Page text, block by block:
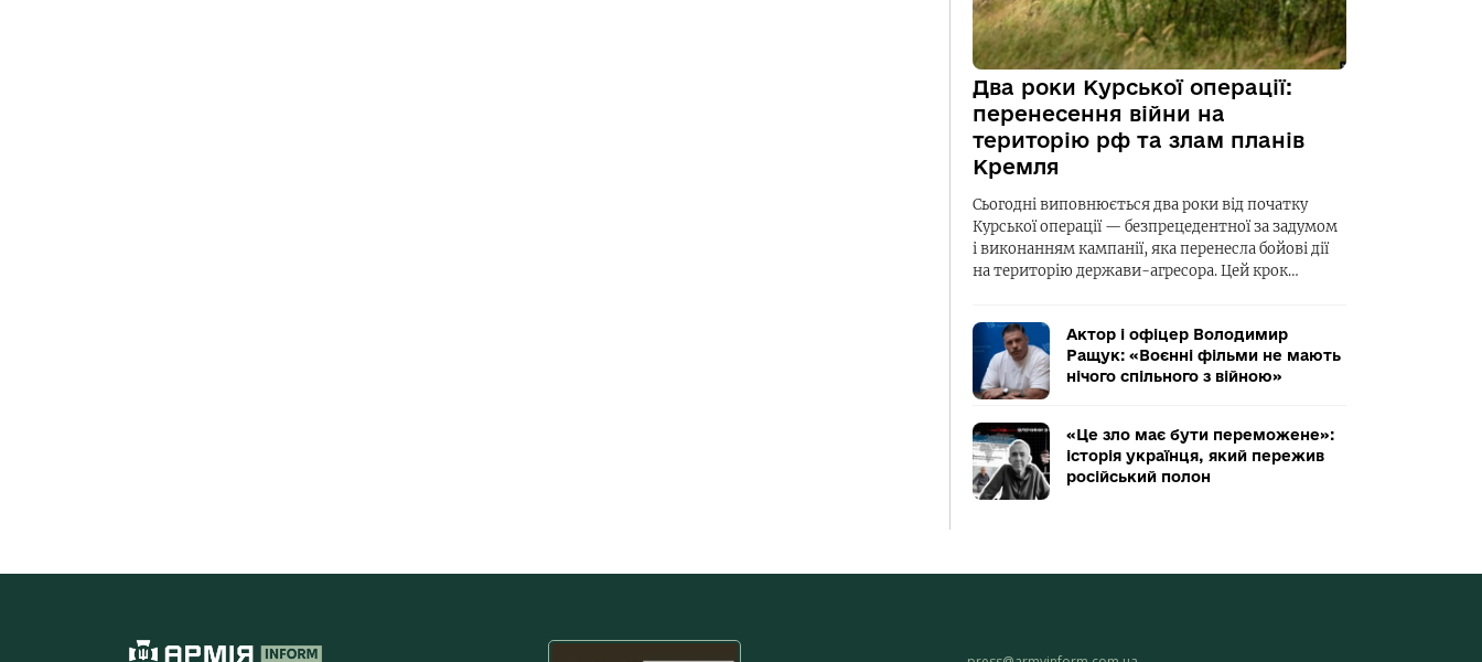
Два роки Курської операції:
перенесення війни на
територію рф та злам планів
Кремля
Сьогодні виповнюється два роки від початку
Курської операції — безпрецедентної за задумом
і виконанням кампанії, яка перенесла бойові дії
на територію держави-агресора. Цей крок…
Актор і офіцер Володимир
Ращук: «Воєнні фільми не мають
нічого спільного з війною»
«Це зло має бути переможене»:
історія українця, який пережив
російський полон